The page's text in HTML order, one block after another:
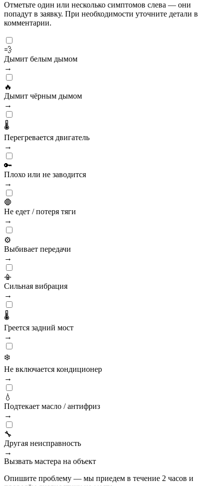
Отметьте один или несколько симптомов слева — они
попадут в заявку. При необходимости уточните детали в
комментарии.
💨
Дымит белым дымом
→
🔥
Дымит чёрным дымом
→
🌡️
Перегревается двигатель
→
🔑
Плохо или не заводится
→
🛑
Не едет / потеря тяги
→
⚙️
Выбивает передачи
→
📳
Сильная вибрация
→
🌡️
Греется задний мост
→
❄️
Не включается кондиционер
→
💧
Подтекает масло / антифриз
→
🔧
Другая неисправность
→
Вызвать мастера на объект
Опишите проблему — мы приедем в течение 2 часов и